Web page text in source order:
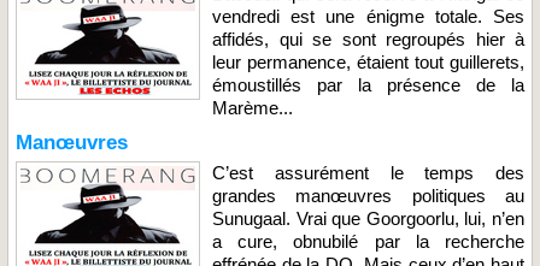
vendredi est une énigme totale. Ses
affidés, qui se sont regroupés hier à
leur permanence, étaient tout guillerets,
émoustillés par la présence de la
Marème...
Manœuvres
C’est assurément le temps des
grandes manœuvres politiques au
Sunugaal. Vrai que Goorgoorlu, lui, n’en
a cure, obnubilé par la recherche